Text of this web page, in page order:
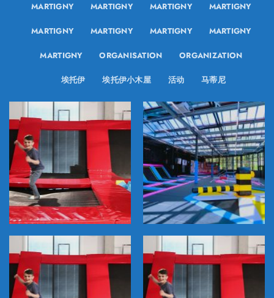
MARTIGNY MARTIGNY MARTIGNY MARTIGNY
MARTIGNY MARTIGNY MARTIGNY MARTIGNY
MARTIGNY ORGANISATION ORGANIZATION
埃托伊 埃托伊小木屋 活动 马蒂尼